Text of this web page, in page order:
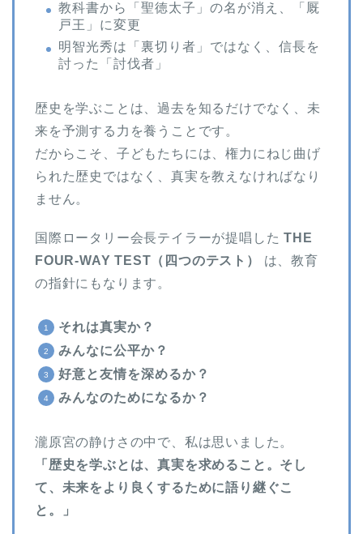
教科書から「聖徳太子」の名が消え、「厩
戸王」に変更
明智光秀は「裏切り者」ではなく、信長を
討った「討伐者」
歴史を学ぶことは、過去を知るだけでなく、未
来を予測する力を養うことです。
だからこそ、子どもたちには、権力にねじ曲げ
られた歴史ではなく、真実を教えなければなり
ません。
国際ロータリー会長テイラーが提唱したTHE
FOUR-WAY TEST（四つのテスト）
は、教育
の指針にもなります。
それは真実か？
みんなに公平か？
好意と友情を深めるか？
みんなのためになるか？
瀧原宮の静けさの中で、私は思いました。
「歴史を学ぶとは、真実を求めること。そし
て、未来をより良くするために語り継ぐこ
と。」